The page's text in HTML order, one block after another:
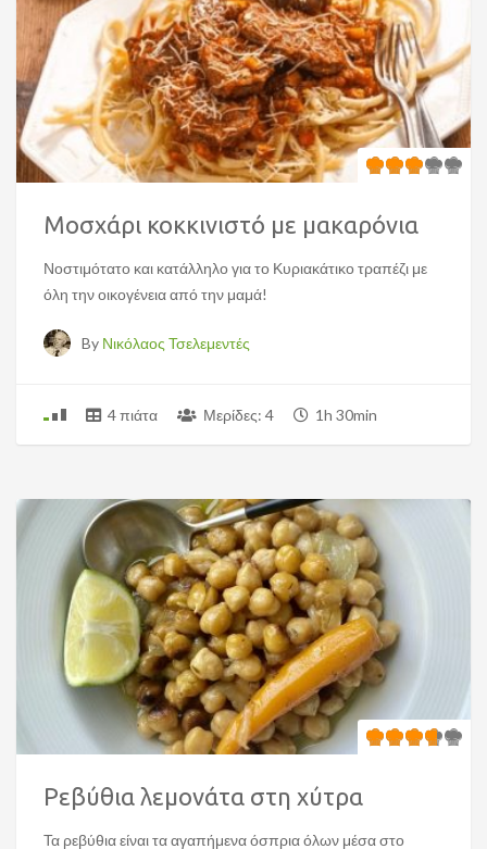
Μοσχάρι κοκκινιστό με μακαρόνια
Νοστιμότατο και κατάλληλο για το Κυριακάτικο τραπέζι με
όλη την οικογένεια από την μαμά!
By Νικόλαος Τσελεμεντές
4 πιάτα Μερίδες: 4 1h 30min
Ρεβύθια λεμονάτα στη χύτρα
Τα ρεβύθια είναι τα αγαπήμενα όσπρια όλων μέσα στο